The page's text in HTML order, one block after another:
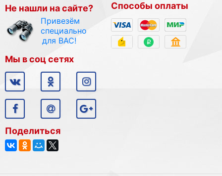
Не нашли на сайте?
Привезём
специально
для ВАС!
Способы оплаты
Мы в соц сетях
Поделиться